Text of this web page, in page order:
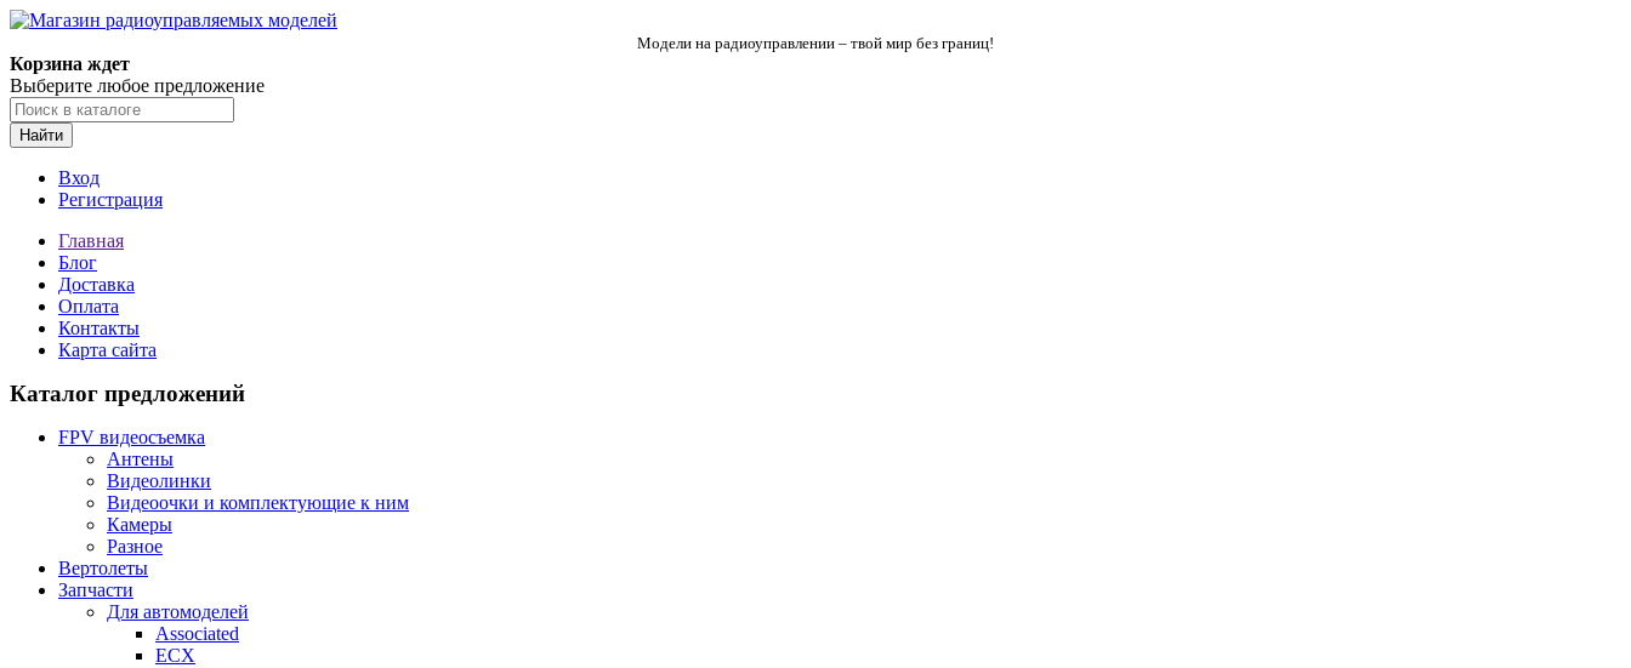
Модели на радиоуправлении – твой мир без границ!
Корзина ждет
Выберите любое предложение
Найти
Вход
Регистрация
Главная
Блог
Доставка
Оплата
Контакты
Карта сайта
Каталог предложений
FPV видеосъемка
Антены
Видеолинки
Видеоочки и комплектующие к ним
Камеры
Разное
Вертолеты
Запчасти
Для автомоделей
Associated
ECX